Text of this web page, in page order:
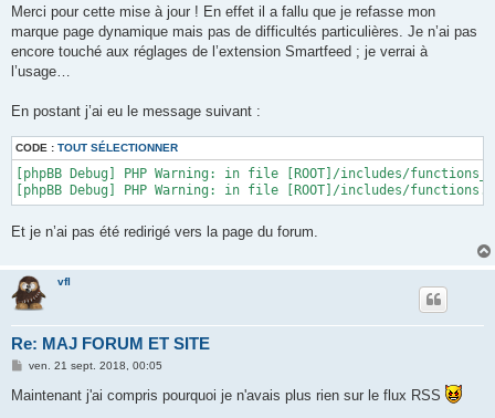
s
a
g
Merci pour cette mise à jour ! En effet il a fallu que je refasse mon
marque page dynamique mais pas de difficultés particulières. Je n’ai pas
encore touché aux réglages de l’extension Smartfeed ; je verrai à
l’usage…
En postant j’ai eu le message suivant :
CODE : TOUT SÉLECTIONNER
[phpBB Debug] PHP Warning: in file [ROOT]/includes/
[phpBB Debug] PHP Warning: in file [ROOT]/includes/
Et je n’ai pas été redirigé vers la page du forum.
vfl
Re: MAJ FORUM ET SITE
M
s
s
ven. 21 sept. 2018, 00:05
Maintenant j'ai compris pourquoi je n'avais plus rien sur le flux RSS